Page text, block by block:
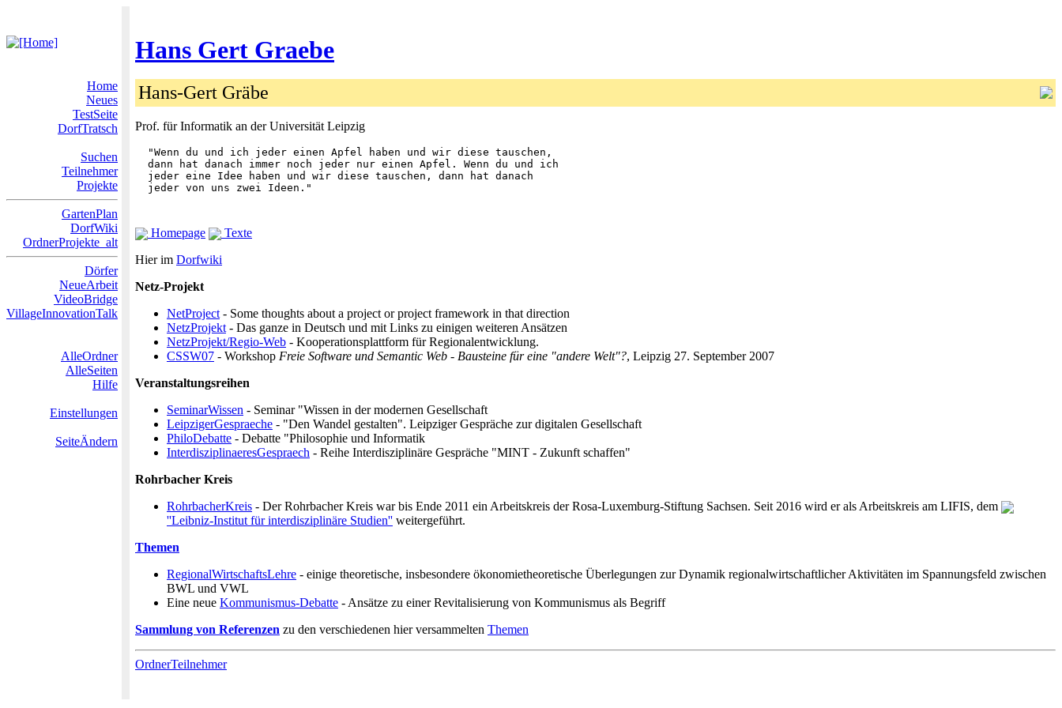
Hans Gert Graebe
Home
Neues
TestSeite
DorfTratsch
Suchen
Teilnehmer
Projekte
GartenPlan
DorfWiki
OrdnerProjekte_alt
Dörfer
NeueArbeit
VideoBridge
VillageInnovationTalk
AlleOrdner
AlleSeiten
Hilfe
Einstellungen
SeiteÄndern
Hans-Gert Gräbe
Prof. für Informatik an der Universität Leipzig
  "Wenn du und ich jeder einen Apfel haben und wir diese tauschen,
  dann hat danach immer noch jeder nur einen Apfel. Wenn du und ich
  jeder eine Idee haben und wir diese tauschen, dann hat danach
Homepage
Texte
Hier im Dorfwiki
Netz-Projekt
NetProject - Some thoughts about a project or project framework in that direction
NetzProjekt - Das ganze in Deutsch und mit Links zu einigen weiteren Ansätzen
NetzProjekt/Regio-Web - Kooperationsplattform für Regionalentwicklung.
CSSW07 - Workshop Freie Software und Semantic Web - Bausteine für eine "andere Welt"?, Leipzig 27. September 2007
Veranstaltungsreihen
SeminarWissen - Seminar "Wissen in der modernen Gesellschaft
LeipzigerGespraeche - "Den Wandel gestalten". Leipziger Gespräche zur digitalen Gesellschaft
PhiloDebatte - Debatte "Philosophie und Informatik
InterdisziplinaeresGespraech - Reihe Interdisziplinäre Gespräche "MINT - Zukunft schaffen"
Rohrbacher Kreis
RohrbacherKreis - Der Rohrbacher Kreis war bis Ende 2011 ein Arbeitskreis der Rosa-Luxemburg-Stiftung Sachsen. Seit 2016 wird er als Arbeitskreis am LIFIS, dem
''Leibniz-Institut für interdisziplinäre Studien'' weitergeführt.
Themen
RegionalWirtschaftsLehre - einige theoretische, insbesondere ökonomietheoretische Überlegungen zur Dynamik regionalwirtschaftlicher Aktivitäten im Spannungsfeld zwischen
BWL und VWL
Eine neue Kommunismus-Debatte - Ansätze zu einer Revitalisierung von Kommunismus als Begriff
Sammlung von Referenzen zu den verschiedenen hier versammelten Themen
OrdnerTeilnehmer